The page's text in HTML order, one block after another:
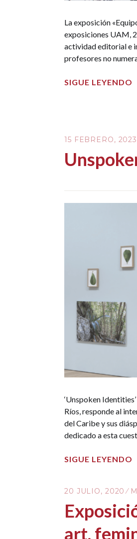
La exposición
exposiciones UAM,
actividad editorial e
profesores no
SIGUE LEYENDO
15 FEBRERO, 2023
‘Unspoken
Ríos, responde al
del Caribe y sus
dedicado a esta
SIGUE LEYENDO
20 JULIO, 2020
art,